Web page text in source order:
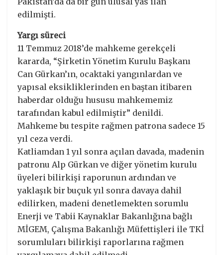
edilmişti.
Yargı süreci
11 Temmuz 2018’de mahkeme gerekçeli
kararda, “Şirketin Yönetim Kurulu Başkanı
Can Gürkan’ın, ocaktaki yangınlardan ve
yapısal eksikliklerinden en baştan itibaren
haberdar olduğu hususu mahkememiz
tarafından kabul edilmiştir” denildi.
Mahkeme bu tespite rağmen patrona sadece 15
yıl ceza verdi.
Katliamdan 1 yıl sonra açılan davada, madenin
patronu Alp Gürkan ve diğer yönetim kurulu
üyeleri bilirkişi raporunun ardından ve
yaklaşık bir buçuk yıl sonra davaya dahil
edilirken, madeni denetlemekten sorumlu
Enerji ve Tabii Kaynaklar Bakanlığına bağlı
MİGEM, Çalışma Bakanlığı Müfettişleri ile TKİ
sorumluları bilirkişi raporlarına rağmen